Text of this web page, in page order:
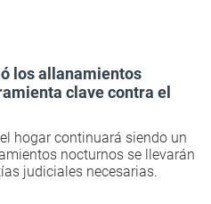
los allanamientos
clave contra el
hogar continuará siendo un
nocturnos se llevarán
judiciales necesarias.